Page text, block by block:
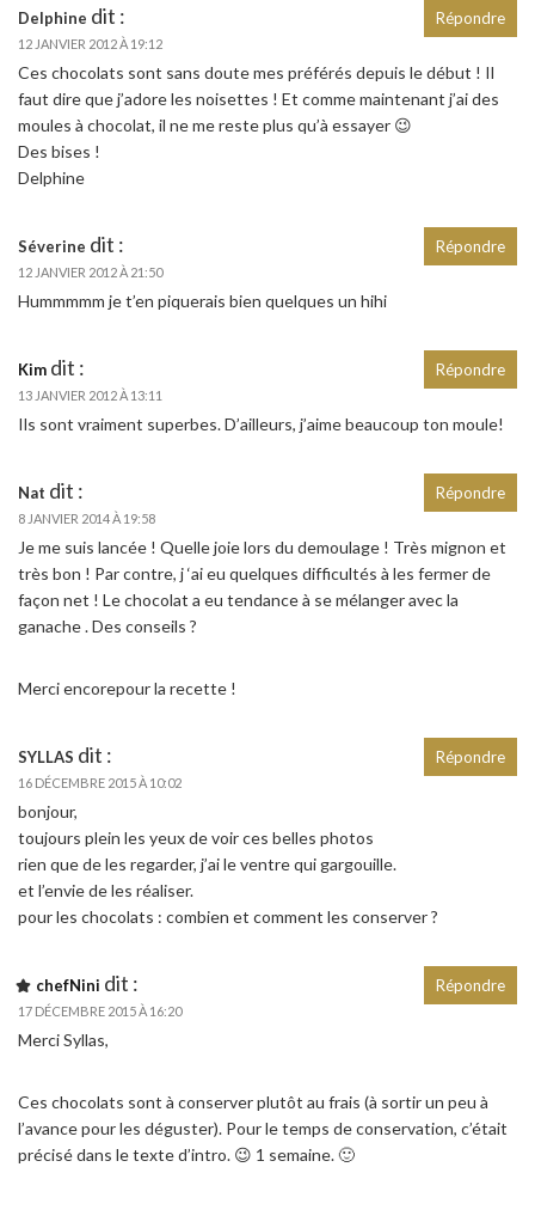
Delphine dit :
12 JANVIER 2012 À 19:12
Ces chocolats sont sans doute mes préférés depuis le début ! Il
faut dire que j’adore les noisettes ! Et comme maintenant j’ai des
moules à chocolat, il ne me reste plus qu’à essayer 😉
Des bises !
Delphine
Répondre
Séverine dit :
12 JANVIER 2012 À 21:50
Hummmmm je t’en piquerais bien quelques un hihi
Répondre
Kim dit :
13 JANVIER 2012 À 13:11
Ils sont vraiment superbes. D’ailleurs, j’aime beaucoup ton moule!
Répondre
Nat dit :
8 JANVIER 2014 À 19:58
Je me suis lancée ! Quelle joie lors du demoulage ! Très mignon et
très bon ! Par contre, j ‘ai eu quelques difficultés à les fermer de
façon net ! Le chocolat a eu tendance à se mélanger avec la
ganache . Des conseils ?
Merci encorepour la recette !
Répondre
SYLLAS dit :
16 DÉCEMBRE 2015 À 10:02
bonjour,
toujours plein les yeux de voir ces belles photos
rien que de les regarder, j’ai le ventre qui gargouille.
et l’envie de les réaliser.
pour les chocolats : combien et comment les conserver ?
Répondre
chefNini dit :
17 DÉCEMBRE 2015 À 16:20
Merci Syllas,
Ces chocolats sont à conserver plutôt au frais (à sortir un peu à
l’avance pour les déguster). Pour le temps de conservation, c’était
précisé dans le texte d’intro. 😉 1 semaine. 🙂
Répondre